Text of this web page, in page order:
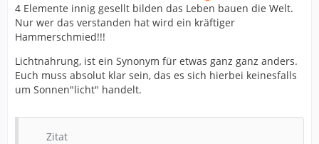
4 Elemente innig gesellt bilden das Leben bauen die Welt.
Nur wer das verstanden hat wird ein kräftiger
Hammerschmied!!!
Lichtnahrung, ist ein Synonym für etwas ganz ganz anders.
Euch muss absolut klar sein, das es sich hierbei keinesfalls
um Sonnen"licht" handelt.
Zitat